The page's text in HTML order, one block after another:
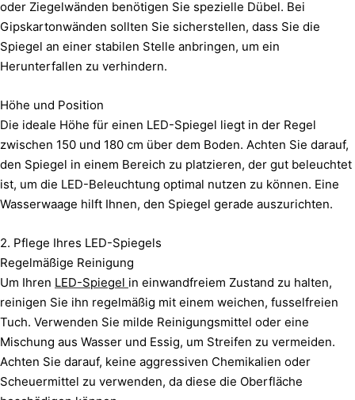
oder Ziegelwänden benötigen Sie spezielle Dübel. Bei
Gipskartonwänden sollten Sie sicherstellen, dass Sie die
Spiegel an einer stabilen Stelle anbringen, um ein
Herunterfallen zu verhindern.
Höhe und Position
Die ideale Höhe für einen LED-Spiegel liegt in der Regel
zwischen 150 und 180 cm über dem Boden. Achten Sie darauf,
den Spiegel in einem Bereich zu platzieren, der gut beleuchtet
ist, um die LED-Beleuchtung optimal nutzen zu können. Eine
Wasserwaage hilft Ihnen, den Spiegel gerade auszurichten.
2. Pflege Ihres LED-Spiegels
Regelmäßige Reinigung
Um Ihren LED-Spiegel in einwandfreiem Zustand zu halten,
reinigen Sie ihn regelmäßig mit einem weichen, fusselfreien
Tuch. Verwenden Sie milde Reinigungsmittel oder eine
Mischung aus Wasser und Essig, um Streifen zu vermeiden.
Achten Sie darauf, keine aggressiven Chemikalien oder
Scheuermittel zu verwenden, da diese die Oberfläche